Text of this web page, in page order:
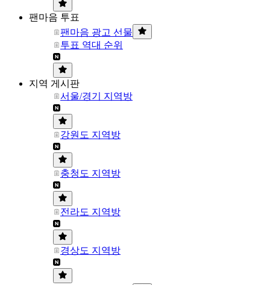
팬마음 투표
팬마음 광고 선물
투표 역대 순위
지역 게시판
서울/경기 지역방
강원도 지역방
충청도 지역방
전라도 지역방
경상도 지역방